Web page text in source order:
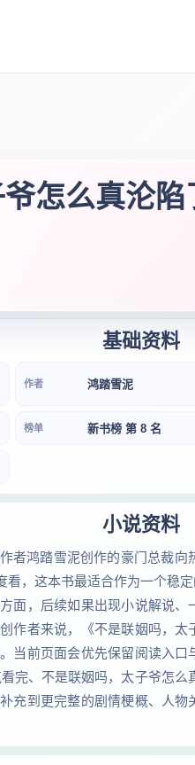
怎么真沦陷
基础资料
作者 鸿踏雪泥
榜单 新书榜 第 8 名
小说资料
者鸿踏雪泥创作的豪门总裁
看，这本书最适合作为一个稳
面，后续如果出现小说解说
作者来说，《不是联姻吗，
当前页面会优先保留阅读入口
完、不是联姻吗，太子爷怎么
充到更完整的剧情梗概、人